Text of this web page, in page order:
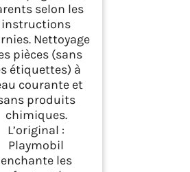
selon les
instructions
Nettoyage
pièces (sans
étiquettes) à
courante et
produits
chimiques.
L’original :
Playmobil
enchante les